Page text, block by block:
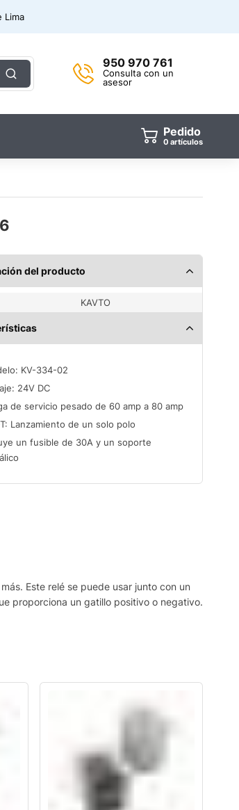
Lima
950 970 761
Consulta con un
asesor
Pedido
artículos
del producto
KAVTO
KV-334-02
24V DC
de servicio pesado de 60 amp a 80 amp
Lanzamiento de un solo polo
un fusible de 30A y un soporte
Este relé se puede usar junto con un
proporciona un gatillo positivo o negativo.